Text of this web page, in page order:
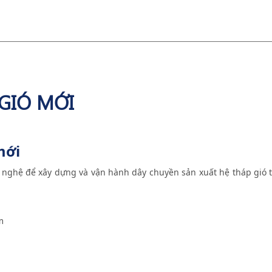
MỚI
để xây dựng và vận hành dây chuyền sản xuất hệ tháp gió